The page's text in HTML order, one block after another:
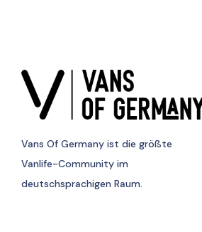
Vans Of Germany ist die größte
Vanlife-Community im
deutschsprachigen Raum.